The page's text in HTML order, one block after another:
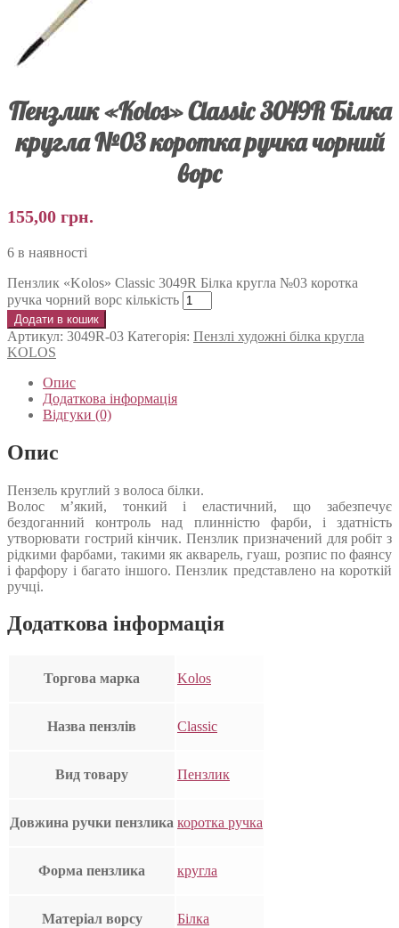
Пензлик «Kolos» Classic 3049R Білка
кругла №03 коротка ручка чорний
ворс
155,00 грн.
6 в наявності
Пензлик «Kolos» Classic 3049R Білка кругла №03 коротка
ручка чорний ворс кількість
Додати в кошик
Артикул: 3049R-03 Категорія: Пензлі художні білка кругла
KOLOS
Опис
Додаткова інформація
Відгуки (0)
Опис
Пензель круглий з волоса білки.
Волос м’який, тонкий і еластичний, що забезпечує
бездоганний контроль над плинністю фарби, і здатність
утворювати гострий кінчик. Пензлик призначений для робіт з
рідкими фарбами, такими як акварель, гуаш, розпис по фаянсу
і фарфору і багато іншого. Пензлик представлено на короткій
ручці.
Додаткова інформація
Торгова марка Kolos
Назва пензлів Classic
Вид товару Пензлик
Довжина ручки пензлика коротка ручка
Форма пензлика кругла
Матеріал ворсу Білка